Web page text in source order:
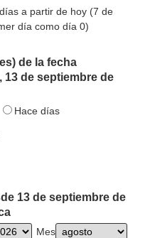
a partir de hoy (7 de
día como día 0)
de la fecha
de septiembre de
Hace días
13 de septiembre de
Mes